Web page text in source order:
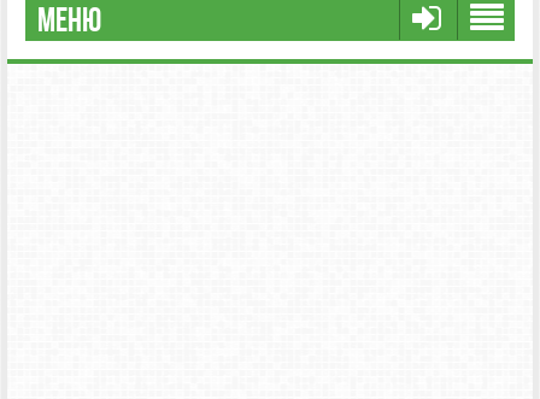
МЕНЮ
РЕГИСТРАЦИЯ